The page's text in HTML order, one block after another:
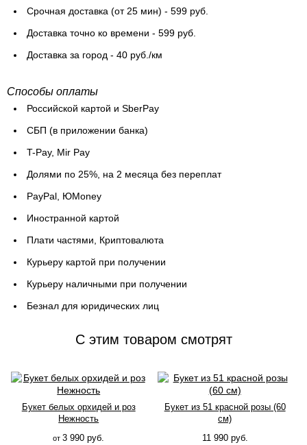
Cрочная доставка (от 25 мин) - 599 руб.
Доставка точно ко времени - 599 руб.
Доставка за город - 40 руб./км
Способы оплаты
Российской картой и SberPay
СБП (в приложении банка)
T-Pay, Mir Pay
Долями по 25%, на 2 месяца без переплат
PayPal, ЮMoney
Иностранной картой
Плати частями, Криптовалюта
Курьеру картой при получении
Курьеру наличными при получении
Безнал для юридических лиц
C этим товаром смотрят
Букет белых орхидей и роз
Нежность
от3 990 руб.
Букет из 51 красной розы (60
см)
11 990 руб.